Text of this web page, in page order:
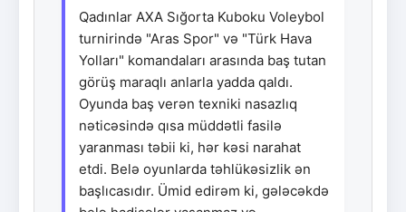
Qadınlar AXA Sığorta Kuboku Voleybol
turnirində "Aras Spor" və "Türk Hava
Yolları" komandaları arasında baş tutan
görüş maraqlı anlarla yadda qaldı.
Oyunda baş verən texniki nasazlıq
nəticəsində qısa müddətli fasilə
yaranması təbii ki, hər kəsi narahat
etdi. Belə oyunlarda təhlükəsizlik ən
başlıcasıdır. Ümid edirəm ki, gələcəkdə